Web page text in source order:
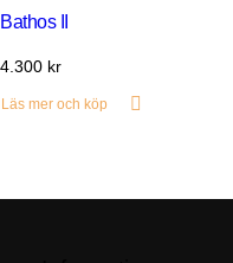
Bathos II
4.300 kr
Läs mer och köp